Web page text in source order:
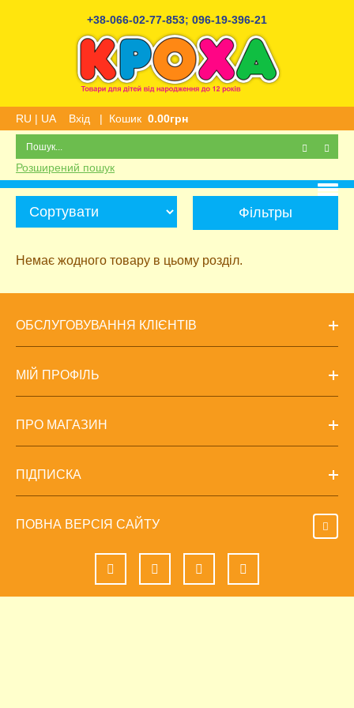
+38-066-02-77-853; 096-19-396-21
RU | UA Вхід | Кошик 0.00грн
Розширений пошук
Фільтры
Немає жодного товару в цьому розділ.
ОБСЛУГОВУВАННЯ КЛІЄНТІВ
МІЙ ПРОФІЛЬ
ПРО МАГАЗИН
ПІДПИСКА
ПОВНА ВЕРСІЯ САЙТУ